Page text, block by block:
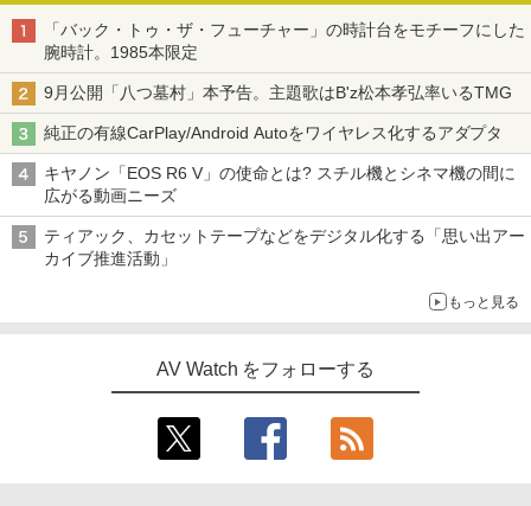
「バック・トゥ・ザ・フューチャー」の時計台をモチーフにした
腕時計。1985本限定
9月公開「八つ墓村」本予告。主題歌はB'z松本孝弘率いるTMG
純正の有線CarPlay/Android Autoをワイヤレス化するアダプタ
キヤノン「EOS R6 V」の使命とは? スチル機とシネマ機の間に
広がる動画ニーズ
ティアック、カセットテープなどをデジタル化する「思い出アー
カイブ推進活動」
もっと見る
AV Watch をフォローする